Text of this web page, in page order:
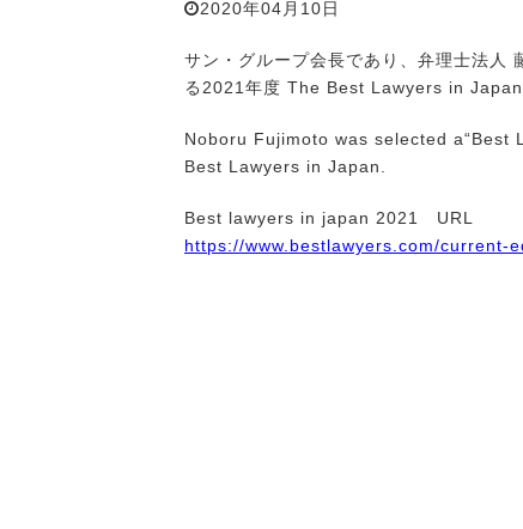
2020年04月10日
サン・グループ会長であり、弁理士法人
る 2021 年度 The Best Lawyers in Japan
Noboru Fujimoto was selected
Best Lawyers in Japan.
Best lawyers in japan 2021 URL
https://www.bestlawyers.com/current-